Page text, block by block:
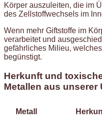
Körper auszuleiten, die im
des Zellstoffwechsels im
Wenn mehr Giftstoffe im
verarbeitet und
gefährliches Milieu,
begünstigt.
Herkunft und
Metallen aus unserer
Metall